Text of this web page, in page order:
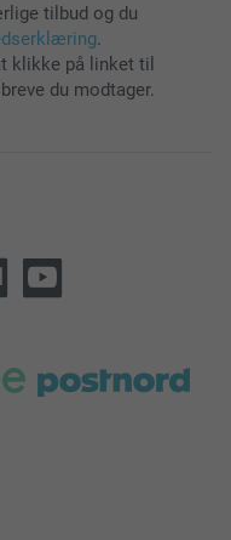
tilbud og du
.
klikke på linket til
du modtager.